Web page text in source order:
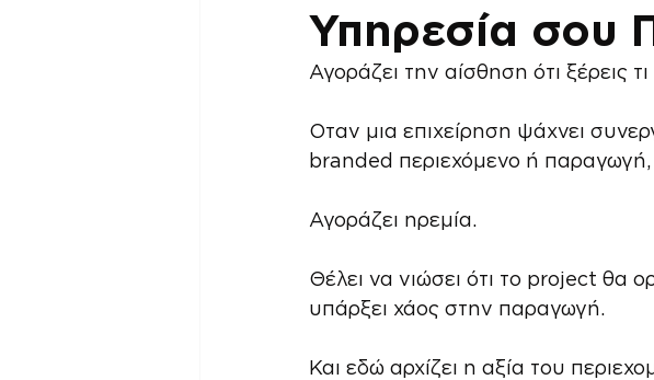
Υπηρεσία σου
Αγοράζει την αίσθηση ότι ξέρεις τι
Οταν μια επιχείρηση ψάχνει
branded περιεχόμενο ή
Αγοράζει ηρεμία.
Θέλει να νιώσει ότι το project θα
υπάρξει χάος στην παραγωγή.
Και εδώ αρχίζει η αξία του